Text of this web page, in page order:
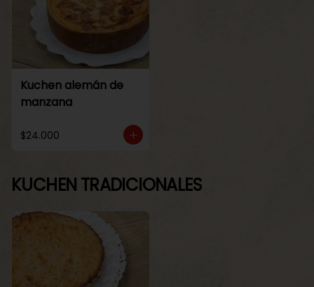
Kuchen alemán de
manzana
$24.000
KUCHEN TRADICIONALES